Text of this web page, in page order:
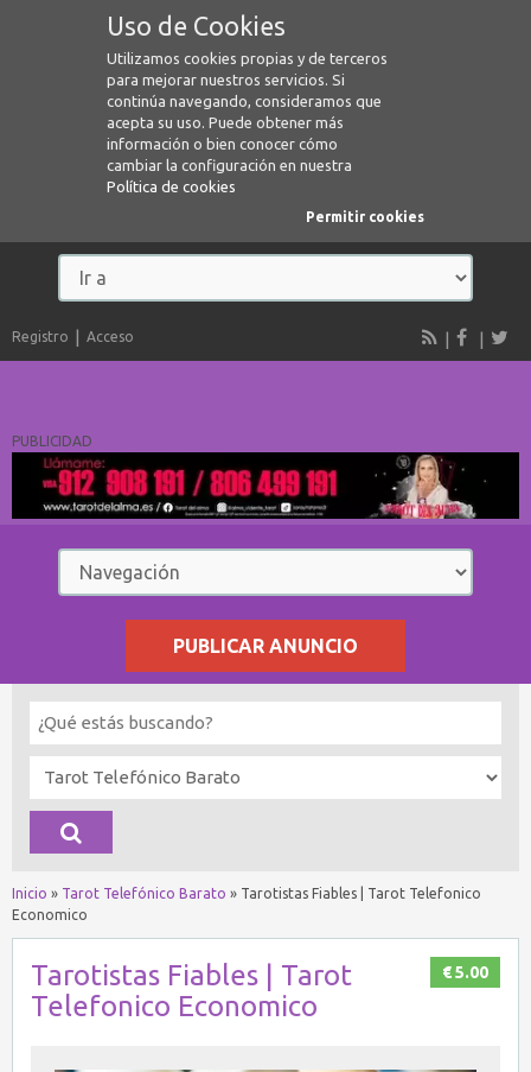
Uso de Cookies
Utilizamos cookies propias y de terceros
para mejorar nuestros servicios. Si
continúa navegando, consideramos que
acepta su uso. Puede obtener más
información o bien conocer cómo
cambiar la configuración en nuestra
Política de cookies
Permitir cookies
Registro Acceso
PUBLICIDAD
PUBLICAR ANUNCIO
Inicio » Tarot Telefónico Barato » Tarotistas Fiables | Tarot Telefonico
Economico
€ 5.00
Tarotistas Fiables | Tarot
Telefonico Economico